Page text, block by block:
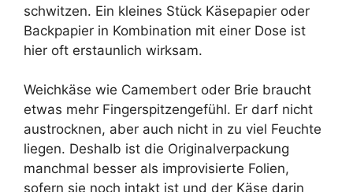
schwitzen. Ein kleines Stück Käsepapier oder
Backpapier in Kombination mit einer Dose ist
hier oft erstaunlich wirksam.
Weichkäse wie Camembert oder Brie braucht
etwas mehr Fingerspitzengefühl. Er darf nicht
austrocknen, aber auch nicht in zu viel Feuchte
liegen. Deshalb ist die Originalverpackung
manchmal besser als improvisierte Folien,
sofern sie noch intakt ist und der Käse darin